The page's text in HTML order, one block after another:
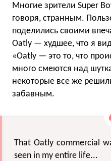
Многие зрители Super
говоря, странным.
поделились своими
Oatly — худшее, что я
«Oatly — это то, что
много смеются над
некоторые все же
забавным.
That Oatly commercial
seen in my entire life...